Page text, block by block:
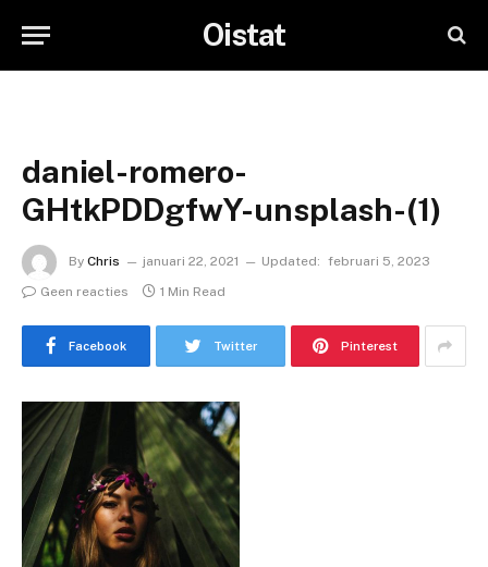
Oistat
daniel-romero-
GHtkPDDgfwY-unsplash-(1)
By Chris januari 22, 2021 Updated: februari 5, 2023
Geen reacties
1 Min Read
Facebook Twitter Pinterest